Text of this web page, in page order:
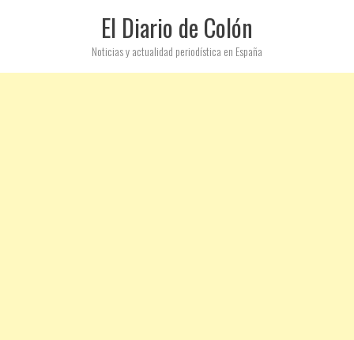
El Diario de Colón
Noticias y actualidad periodística en España